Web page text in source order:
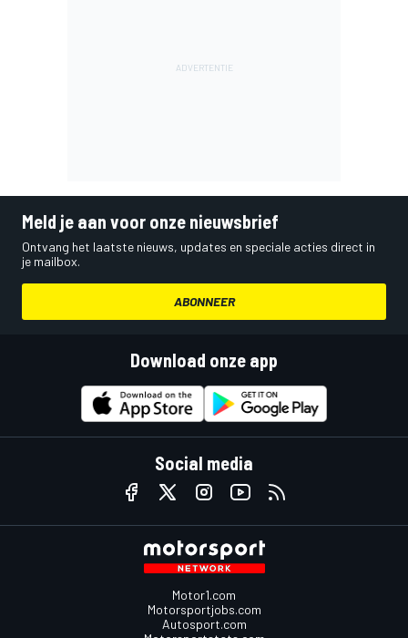
Meld je aan voor onze nieuwsbrief
Ontvang het laatste nieuws, updates en speciale acties direct in
je mailbox.
ABONNEER
Download onze app
Social media
Motor1.com
Motorsportjobs.com
Autosport.com